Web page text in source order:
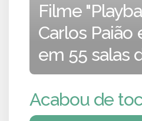
Filme
Carlos Paião
em 55 salas
Acabou de